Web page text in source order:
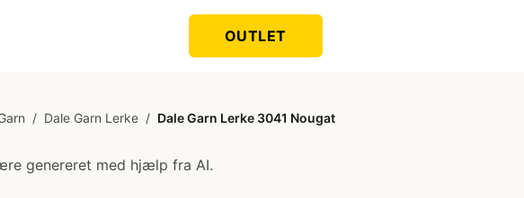
OUTLET
/ Dale Garn Lerke / Dale Garn Lerke 3041 Nougat
genereret med hjælp fra AI.